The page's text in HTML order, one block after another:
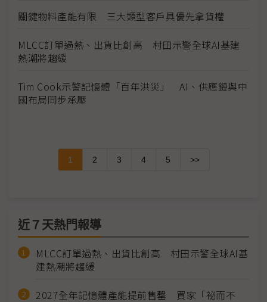
關鍵物料產能有限 三大類型客戶具優先拿貨權
MLCC訂單過熱、出貨比創高 村田示警全球AI基建
熱潮將趨緩
Tim Cook示警記憶體「百年洪災」 AI、供應鏈與中
國布局同步承壓
1 2 3 4 5 >>
近７天熱門報導
MLCC訂單過熱、出貨比創高 村田示警全球AI基
建熱潮將趨緩
2027全年記憶體產能提前售罄 買家「祕而不